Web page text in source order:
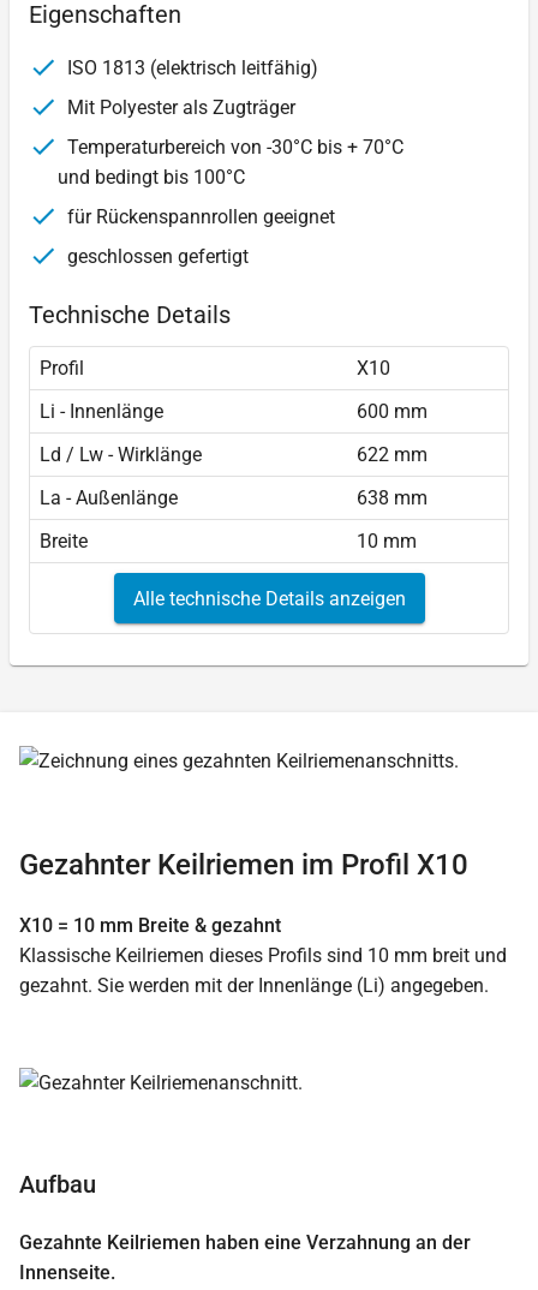
Eigenschaften
ISO 1813 (elektrisch leitfähig)
Mit Polyester als Zugträger
Temperaturbereich von -30°C bis + 70°C
und bedingt bis 100°C
für Rückenspannrollen geeignet
geschlossen gefertigt
Technische Details
Profil
X10
Li - Innenlänge
600 mm
Ld / Lw - Wirklänge
622 mm
La - Außenlänge
638 mm
Breite
10 mm
Alle technische Details anzeigen
Gezahnter Keilriemen im Profil X10
X10 = 10 mm Breite & gezahnt
Klassische Keilriemen dieses Profils sind 10 mm breit und
gezahnt. Sie werden mit der Innenlänge (Li) angegeben.
Aufbau
Gezahnte Keilriemen haben eine Verzahnung an der
Innenseite.